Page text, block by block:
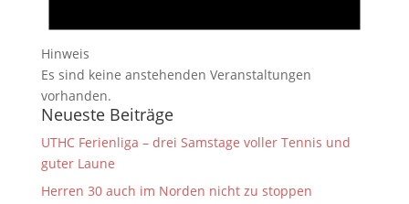
Hinweis
Es sind keine anstehenden Veranstaltungen
vorhanden.
Neueste Beiträge
UTHC Ferienliga – drei Samstage voller Tennis und
guter Laune
Herren 30 auch im Norden nicht zu stoppen